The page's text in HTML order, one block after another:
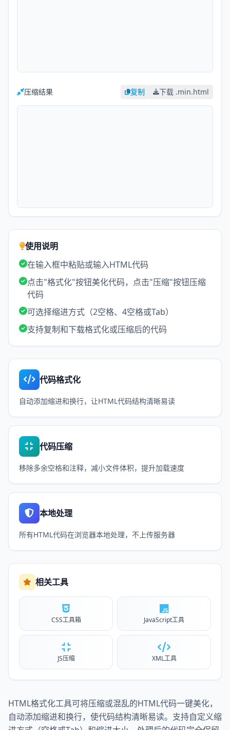
压缩结果 复制 下载 .min.html
使用说明
在输入框中粘贴或输入HTML代码
点击"格式化"按钮美化代码，点击"压缩"按钮压缩
代码
可选择缩进方式（2空格、4空格或Tab）
支持复制和下载格式化或压缩后的代码
代码格式化
自动添加缩进和换行，让HTML代码结构清晰易读
代码压缩
移除多余空格和注释，减小文件体积，提升加载速度
本地处理
所有HTML代码在浏览器本地处理，不上传服务器
相关工具
CSS工具箱 JavaScript工具
JS压缩 XML工具
HTML格式化工具可将压缩或混乱的HTML代码一键美化，
自动添加缩进和换行，使代码结构清晰易读。支持自定义缩